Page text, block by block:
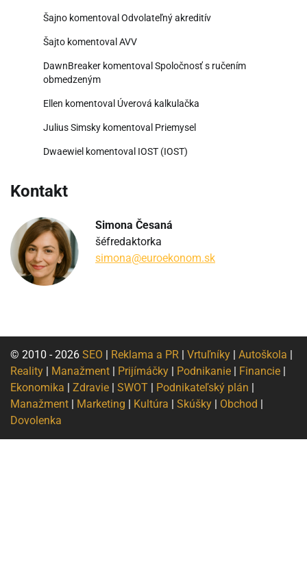
Šajno komentoval Odvolateľný akreditív
Šajto komentoval AVV
DawnBreaker komentoval Spoločnosť s ručením
obmedzeným
Ellen komentoval Úverová kalkulačka
Julius Simsky komentoval Priemysel
Dwaewiel komentoval IOST (IOST)
Kontakt
Simona Česaná
šéfredaktorka
simona@euroekonom.sk
© 2010 - 2026 SEO | Reklama a PR | Vrtuľníky | Autoškola |
Reality | Manažment | Prijímáčky | Podnikanie | Financie |
Ekonomika | Zdravie | SWOT | Podnikateľský plán |
Manažment | Marketing | Kultúra | Skúšky | Obchod |
Dovolenka